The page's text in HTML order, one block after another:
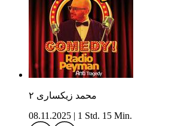
محمد زیکساری ۲
08.11.2025
1 Std. 15 Min.